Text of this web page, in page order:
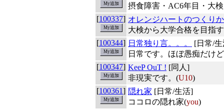
摂食障害・AC6年目・大
[100337] オレンジハートのつくり
大検から大学合格を目指
[100344] 日常独り言。。。
[日常/
日常です。ほぼ愚痴だけ
[100347] KeeP OuT ! [同人]
非現実です。(U10)
[100361] 隠れ家 [日常/生活]
ココロの隠れ家(you)